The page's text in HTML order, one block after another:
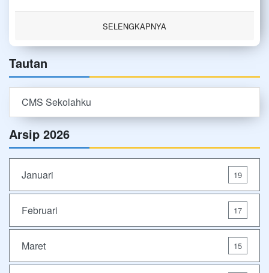
SELENGKAPNYA
Tautan
CMS Sekolahku
Arsip 2026
Januari 19
Februari 17
Maret 15